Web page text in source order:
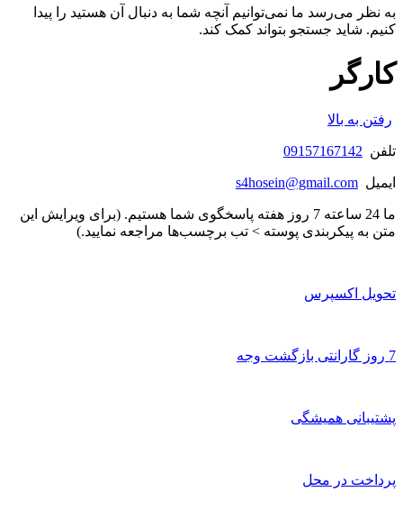
به نظر می‌رسد ما نمی‌توانیم آنچه شما به دنبال آن هستید را پیدا
کنیم. شاید جستجو بتواند کمک کند.
کارگر
رفتن به بالا
تلفن 09157167142
ایمیل s4hosein@gmail.com
ما 24 ساعته 7 روز هفته پاسخگوی شما هستیم. (برای ویرایش این
متن به پیکربندی پوسته > تب برچسب‌ها مراجعه نمایید.)
تحویل اکسپرس
7 روز گارانتی بازگشت وجه
پشتیبانی همیشگی
پرداخت در محل